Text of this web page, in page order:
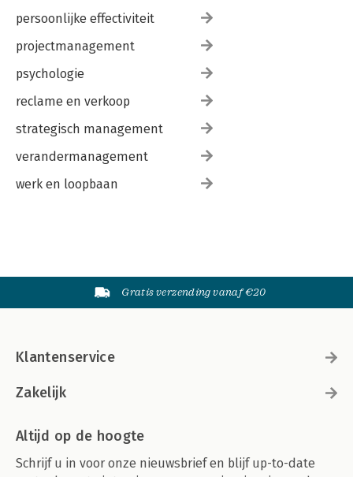
persoonlijke effectiviteit
projectmanagement
psychologie
reclame en verkoop
strategisch management
verandermanagement
werk en loopbaan
Gratis verzending vanaf €20
Klantenservice
Zakelijk
Altijd op de hoogte
Schrijf u in voor onze nieuwsbrief en blijf up-to-date